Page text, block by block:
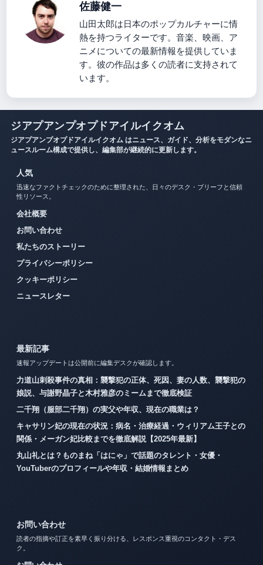
佐藤健一
山田太郎は日本のポップカルチャーに情
熱を持つライターです。音楽、映画、ア
ニメについての最新情報を提供していま
す。彼の作品は多くの読者に支持されて
います。
ジアプアンプオプドアイルイクオム
ジアプアンプオプドアイルイクオム はニュース、ガイド、分析をモダンなニ
ュースルーム構成で提供し、編集部が継続的に更新します。
人気
迅速なファクトチェックのために整理された、日々のデスク・ブリーフと信頼
性リソース。
会社概要
お問い合わせ
私たちのストーリー
プライバシーポリシー
クッキーポリシー
ニュースレター
最新記事
速報アップデートは公開前に編集デスクが確認します。
力道山刺殺事件の真相：襲撃犯の正体、死因、妻の人数、襲撃犯の
娘説、与謝野晶子と木村雅彦のミームまで徹底検証
二千翔（服部二千翔）の実父や年収、現在の職業は？
キャサリン妃の現在の状況：病名・治療経過・ウィリアム王子との
関係・メーガン妃比較までを徹底解説【2025年最新】
丸山礼とは？ものまね「はにゃ」で話題のタレント・女優・
YouTuberのプロフィールや年収・結婚情報まとめ
お問い合わせ
読者の指摘や訂正を素早く振り分ける、レスポンス重視のコンタクト・デス
ク。